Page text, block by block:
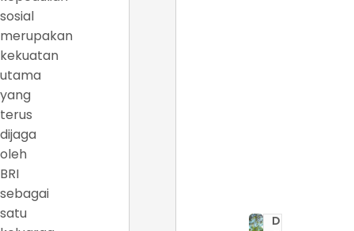
sosial
merupakan
kekuatan
utama
yang
terus
dijaga
oleh
BRI
sebagai
satu
D